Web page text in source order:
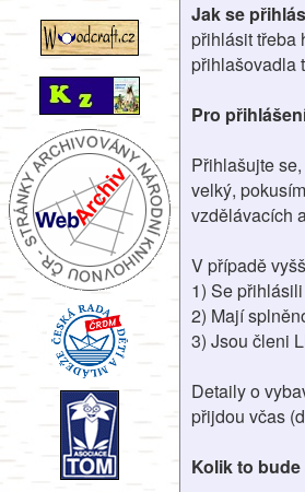
Jak se
přihlásit třeba
přihlašovadla
Pro
Přihlašujte
velký,
vzdělávacích
V případě
1) Se
2) Mají
3) Jsou členi
Detaily o
přijdou včas
Kolik to bude